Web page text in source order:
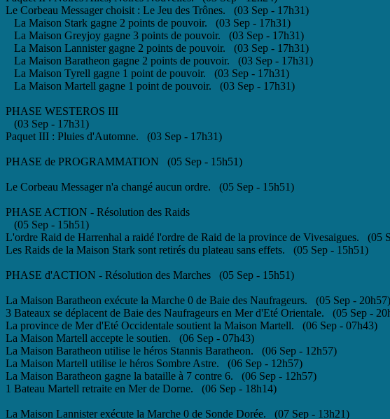
Le Corbeau Messager choisit : Le Jeu des Trônes. (03 Sep - 17h31)
La Maison Stark gagne 2 points de pouvoir. (03 Sep - 17h31)
La Maison Greyjoy gagne 3 points de pouvoir. (03 Sep - 17h31)
La Maison Lannister gagne 2 points de pouvoir. (03 Sep - 17h31)
La Maison Baratheon gagne 2 points de pouvoir. (03 Sep - 17h31)
La Maison Tyrell gagne 1 point de pouvoir. (03 Sep - 17h31)
La Maison Martell gagne 1 point de pouvoir. (03 Sep - 17h31)
PHASE WESTEROS III
(03 Sep - 17h31)
Paquet III : Pluies d'Automne. (03 Sep - 17h31)
PHASE de PROGRAMMATION (05 Sep - 15h51)
Le Corbeau Messager n'a changé aucun ordre. (05 Sep - 15h51)
PHASE ACTION - Résolution des Raids
(05 Sep - 15h51)
L'ordre Raid de Harrenhal a raidé l'ordre de Raid de la province de Vivesaigues. (05
Les Raids de la Maison Stark sont retirés du plateau sans effets. (05 Sep - 15h51)
PHASE d'ACTION - Résolution des Marches (05 Sep - 15h51)
La Maison Baratheon exécute la Marche 0 de Baie des Naufrageurs. (05 Sep - 20h57)
3 Bateaux se déplacent de Baie des Naufrageurs en Mer d'Eté Orientale. (05 Sep -
La province de Mer d'Eté Occidentale soutient la Maison Martell. (06 Sep - 07h43)
La Maison Martell accepte le soutien. (06 Sep - 07h43)
La Maison Baratheon utilise le héros Stannis Baratheon. (06 Sep - 12h57)
La Maison Martell utilise le héros Sombre Astre. (06 Sep - 12h57)
La Maison Baratheon gagne la bataille à 7 contre 6. (06 Sep - 12h57)
1 Bateau Martell retraite en Mer de Dorne. (06 Sep - 18h14)
La Maison Lannister exécute la Marche 0 de Sonde Dorée. (07 Sep - 13h21)